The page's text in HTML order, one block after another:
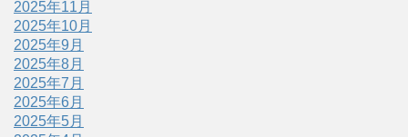
2025年11月
2025年10月
2025年9月
2025年8月
2025年7月
2025年6月
2025年5月